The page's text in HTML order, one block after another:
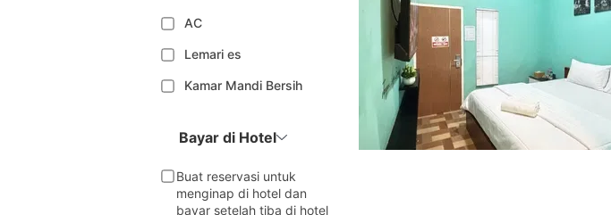
AC
Lemari es
Kamar Mandi Bersih
Bayar di Hotel
Buat reservasi untuk
menginap di hotel dan
bayar setelah tiba di hotel